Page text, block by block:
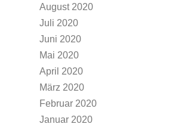
August 2020
Juli 2020
Juni 2020
Mai 2020
April 2020
März 2020
Februar 2020
Januar 2020